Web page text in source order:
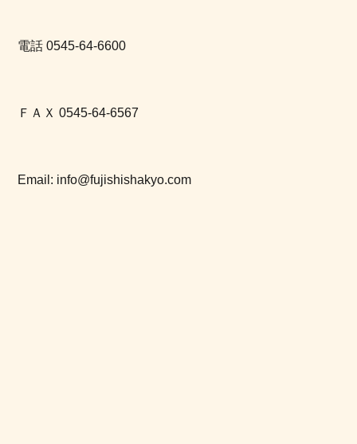
電話 0545-64-6600
ＦＡＸ 0545-64-6567
Email: info@fujishishakyo.com